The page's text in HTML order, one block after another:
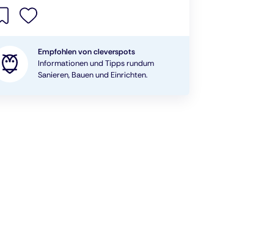
Empfohlen von cleverspots
Informationen und Tipps rundum
Sanieren, Bauen und Einrichten.